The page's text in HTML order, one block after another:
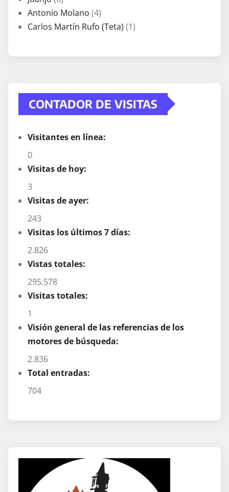
Antonio Molano (4)
Carlos Martín Rufo (Teta) (1)
CONTADOR DE VISITAS
Visitantes en línea:
0
Visitas de hoy:
3
Visitas de ayer:
243
Visitas los últimos 7 días:
2.826
Vistas totales:
295.578
Visitas totales:
1
Visión general de las referencias de los
motores de búsqueda:
2.836
Total entradas:
704